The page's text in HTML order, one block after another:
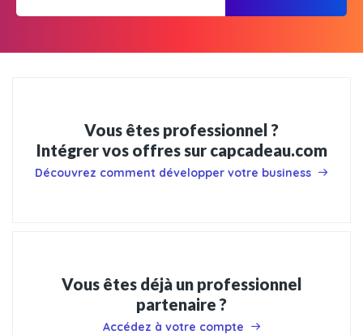
Vous êtes professionnel ?
Intégrer vos offres sur capcadeau.com
Découvrez comment développer votre business
Vous êtes déjà un professionnel
partenaire ?
Accédez à votre compte